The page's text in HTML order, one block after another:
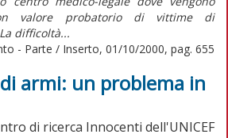
valore probatorio di vittime di
difficoltà...
- Parte / Inserto, 01/10/2000, pag. 655
armi: un problema in
di ricerca Innocenti dell'UNICEF